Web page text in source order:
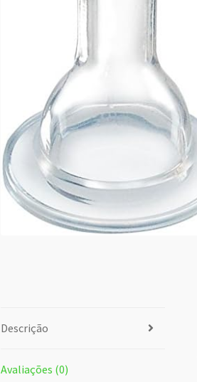
Descrição
Avaliações (0)